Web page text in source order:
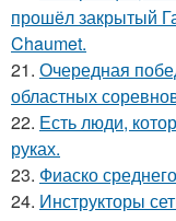
прошёл закрытый
Chaumet.
21. Очередная
областных
22. Есть люди,
руках.
23. Фиаско
24. Инструкторы